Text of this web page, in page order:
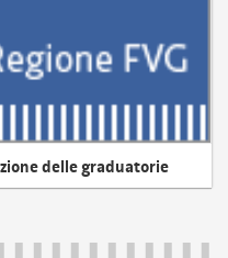
delle graduatorie